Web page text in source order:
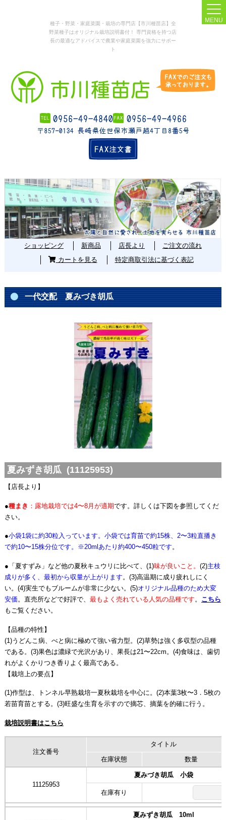
種子・野菜・家庭菜園・栽培の専門店【市川種苗店】全
野菜種子はオリジナル栽培説明書付！ 専門資格を持つ店
長の最適なアドバイスで農業や家庭菜園を強力にサポー
ト
MENU
ショッピング 新商品 店長より
ご注文の流れ
カートを見る
特定商取引法に基づく表記
一代交配 夏みづき胡瓜
夏みずき胡瓜 (11125953)
【店長より】
●種まき ：露地栽培では4〜8月が適期です。詳しくは下図を参照してくだ
さい。
●小袋1袋に約30粒入っています。小袋では育苗で約15株、2〜3粒直播き
で約10〜15株分位です。※20mlあたり約400〜450粒です。
●「夏すずみ」など他の夏秋キュウリに比べて、(1)味が良いこと。 (2)主枝
成りが多く、最初から収量が上がります。(3)高温期に成り疲れしにく
い。(4)実生でもブルームが非常に少ない。(5)オリジナル品種のため大変
安価。直売所などで好評で、 最もよく売れている人気の品種です。 こちら
もご覧ください。
【品種の特性】
(1)うどんこ病、べと病に極めて強い省力型。(2)草勢は強く多収型の品種
である。(3)果色は濃緑で光沢があり、果長は21〜22cm。(4)食味は、歯切
れがよくかりつき香りよく最高である。
【栽培上の要点】
(1)作型は、トンネル早熟栽培一夏秋栽培を中心に。(2)本葉3枚〜3．5枚の
若苗育苗とする。(3)旺盛な生育を示すので摘芯、摘葉を的確に行う。
栽培説明書はこちら
注文番号
タイトル
在庫状態
数量
11125953
夏みづき胡瓜 小袋
在庫有り
夏みずき胡瓜 10ml